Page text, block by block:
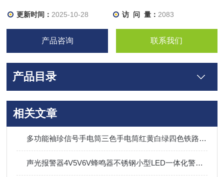
更新时间： 2025-10-28 访 问 量： 2083
产品咨询 联系我们
产品目录
相关文章
多功能袖珍信号手电筒三色手电筒红黄白绿四色铁路信号灯强光信号
声光报警器4V5V6V蜂鸣器不锈钢小型LED一体化警示警报报警灯